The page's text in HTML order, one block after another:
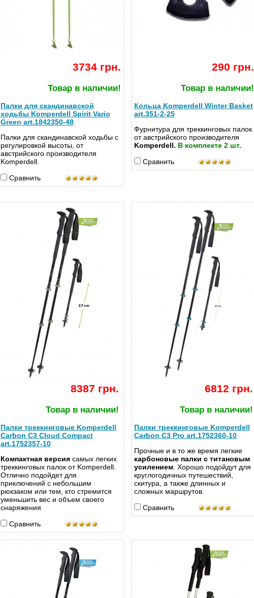
3734 грн.
Товар в наличии!
Палки для скандинавской
ходьбы Komperdell Spirit Vario
Green art.1842350-48
Палки для скандинавской ходьбы с
регулировкой высоты, от
австрийского производителя
Komperdell.
Сравнить
290 грн.
Товар в наличии!
Кольца Komperdell Winter Basket
art.351-2-25
Фурнитура для треккинговых палок
от австрийского производителя
Komperdell. В комплекте 2 шт.
Сравнить
8387 грн.
Товар в наличии!
Палки треккинговые Komperdell
Carbon C3 Cloud Compact
art.1752357-10
Компактная версиясамых легких
треккинговых палок от Komperdell.
Отлично подойдет для
приключений с небольшим
рюкзаком или тем, кто стремится
уменьшить вес и объем своего
снаряжения
Сравнить
6812 грн.
Товар в наличии!
Палки треккинговые Komperdell
Carbon C3 Pro art.1752360-10
Прочные и в то же время легкие
карбоновые палки с титановым
усилением. Хорошо подойдут для
круглогодичных путешествий,
скитура, а также длинных и
сложных маршрутов.
Сравнить